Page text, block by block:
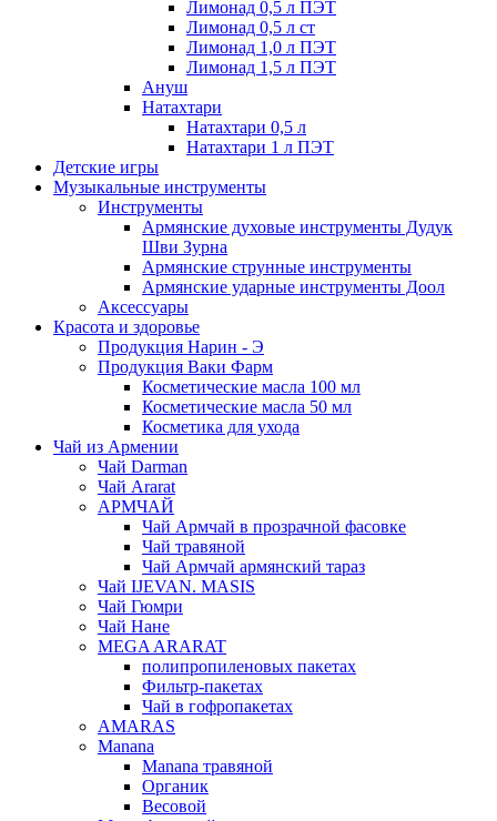
Лимонад 0,5 л ПЭТ
Лимонад 0,5 л ст
Лимонад 1,0 л ПЭТ
Лимонад 1,5 л ПЭТ
Ануш
Натахтари
Натахтари 0,5 л
Натахтари 1 л ПЭТ
Детские игры
Музыкальные инструменты
Инструменты
Армянские духовые инструменты Дудук
Шви Зурна
Армянские струнные инструменты
Армянские ударные инструменты Доол
Аксессуары
Красота и здоровье
Продукция Нарин - Э
Продукция Ваки Фарм
Косметические масла 100 мл
Косметические масла 50 мл
Косметика для ухода
Чай из Армении
Чай Darman
Чай Ararat
АРМЧАЙ
Чай Армчай в прозрачной фасовке
Чай травяной
Чай Армчай армянский тараз
Чай IJEVAN. MASIS
Чай Гюмри
Чай Нане
MEGA ARARAT
полипропиленовых пакетах
Фильтр-пакетах
Чай в гофропакетах
AMARAS
Manana
Manana травяной
Органик
Весовой